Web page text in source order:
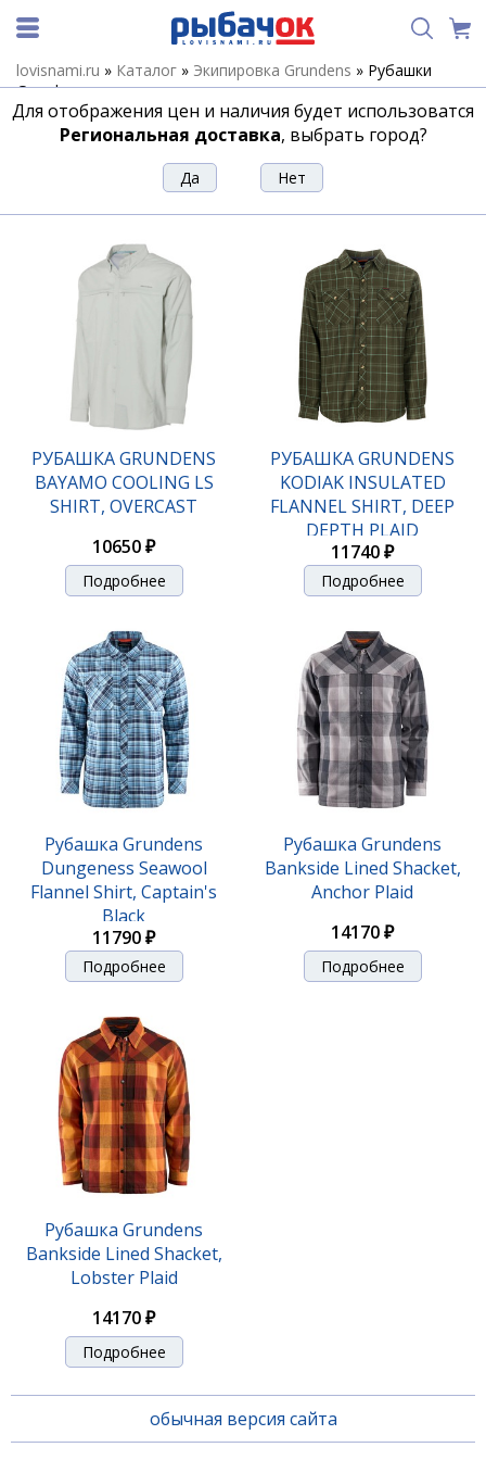
lovisnami.ru » Каталог » Экипировка Grundens » Рубашки
Grundens
Рубашки Grundens
Фильтр
РУБАШКА GRUNDENS
BAYAMO COOLING LS
SHIRT, OVERCAST
10650 ₽
Подробнее
РУБАШКА GRUNDENS
KODIAK INSULATED
FLANNEL SHIRT, DEEP
DEPTH PLAID
11740 ₽
Подробнее
Рубашка Grundens
Dungeness Seawool
Flannel Shirt, Captain's
Black
11790 ₽
Подробнее
Рубашка Grundens
Bankside Lined Shacket,
Anchor Plaid
14170 ₽
Подробнее
Рубашка Grundens
Bankside Lined Shacket,
Lobster Plaid
14170 ₽
Подробнее
Для отображения цен и наличия будет использоватся
Региональная доставка, выбрать город?
обычная версия сайта